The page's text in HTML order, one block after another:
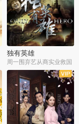
独有英雄
周一围弃艺从商实业救国
全51集